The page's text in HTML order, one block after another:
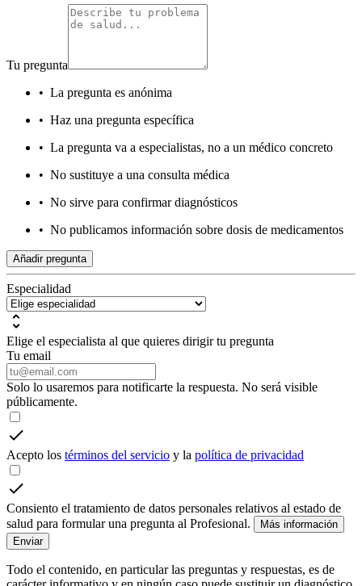
Tu pregunta
• La pregunta es anónima
• Haz una pregunta específica
• La pregunta va a especialistas, no a un médico concreto
• No sustituye a una consulta médica
• No sirve para confirmar diagnósticos
• No publicamos información sobre dosis de medicamentos
Añadir pregunta
Especialidad
Elige el especialista al que quieres dirigir tu pregunta
Tu email
Solo lo usaremos para notificarte la respuesta. No será visible
públicamente.
Acepto los términos del servicio y la política de privacidad
Consiento el tratamiento de datos personales relativos al estado de
salud para formular una pregunta al Profesional.
Más información
Enviar
Todo el contenido, en particular las preguntas y respuestas, es de